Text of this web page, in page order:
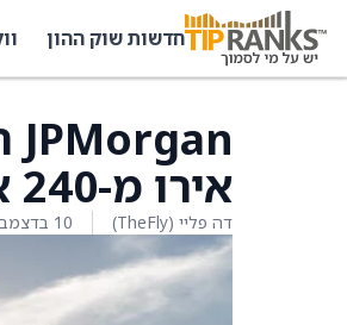
חדשות שוק ההון
אירו מ-240 אירו
דה פליי (TheFly) 10 בדצמבר 2025